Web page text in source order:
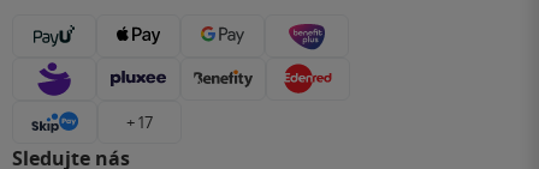
+ 17
Sledujte nás